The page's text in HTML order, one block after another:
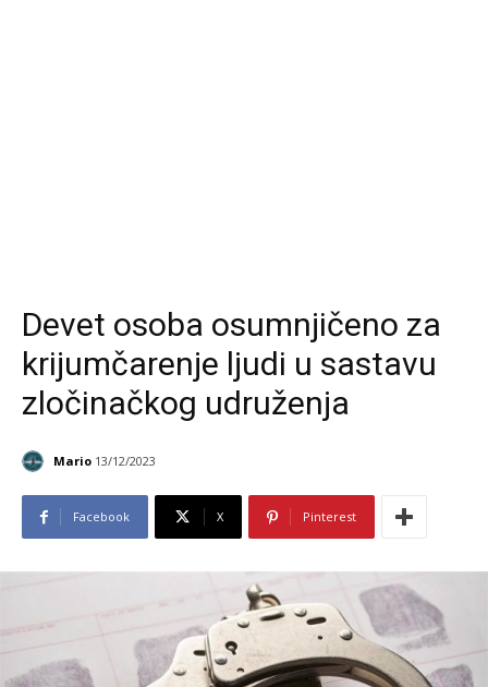
Devet osoba osumnjičeno za
krijumčarenje ljudi u sastavu
zločinačkog udruženja
Mario 13/12/2023
Facebook X Pinterest